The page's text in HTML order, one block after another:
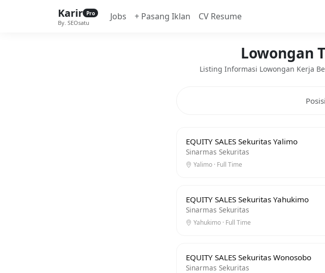
Karir Pro
By. SEOsatu
Jobs + Pasang Iklan CV Resume
Lowongan
Listing Informasi Lowongan Kerja
EQUITY SALES Sekuritas Yalimo
Sinarmas Sekuritas
Yalimo · Full Time
EQUITY SALES Sekuritas Yahukimo
Sinarmas Sekuritas
Yahukimo · Full Time
EQUITY SALES Sekuritas Wonosobo
Sinarmas Sekuritas